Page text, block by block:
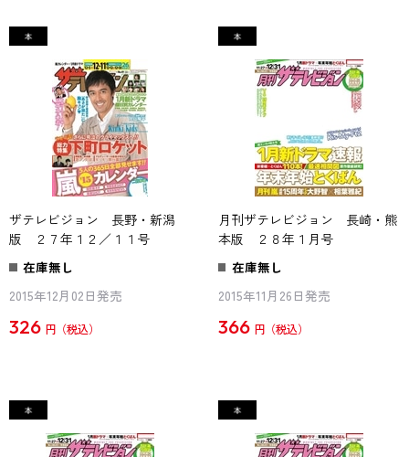
ザテレビジョン 長野・新潟
版 ２７年１２／１１号
在庫無し
2015年12月02日発売
326 円
月刊ザテレビジョン 長崎・熊
本版 ２８年１月号
在庫無し
2015年11月26日発売
366 円